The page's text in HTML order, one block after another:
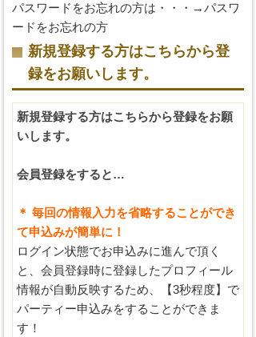
パスワードをお忘れの方は・・・→パスワ
ードをお忘れの方
新規登録する方はこちらから登
録をお願いします。
新規登録する方はこちらから登録をお願
いします。
会員登録をすると…
＊ 毎回の情報入力を省略することができ
て申込みが簡単に！
ログイン状態でお申込みに進んで頂く
と、会員登録時に登録したプロフィール
情報が自動反映するため、【3秒程度】で
パーティー申込みをすることができま
す！